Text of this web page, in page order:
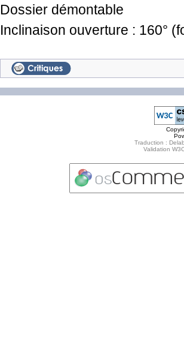
Dossier démontable
Inclinaison ouverture : 160°
Traduction :
Validation